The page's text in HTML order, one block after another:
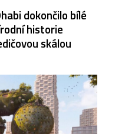
dokončilo bílé
historie
skálou